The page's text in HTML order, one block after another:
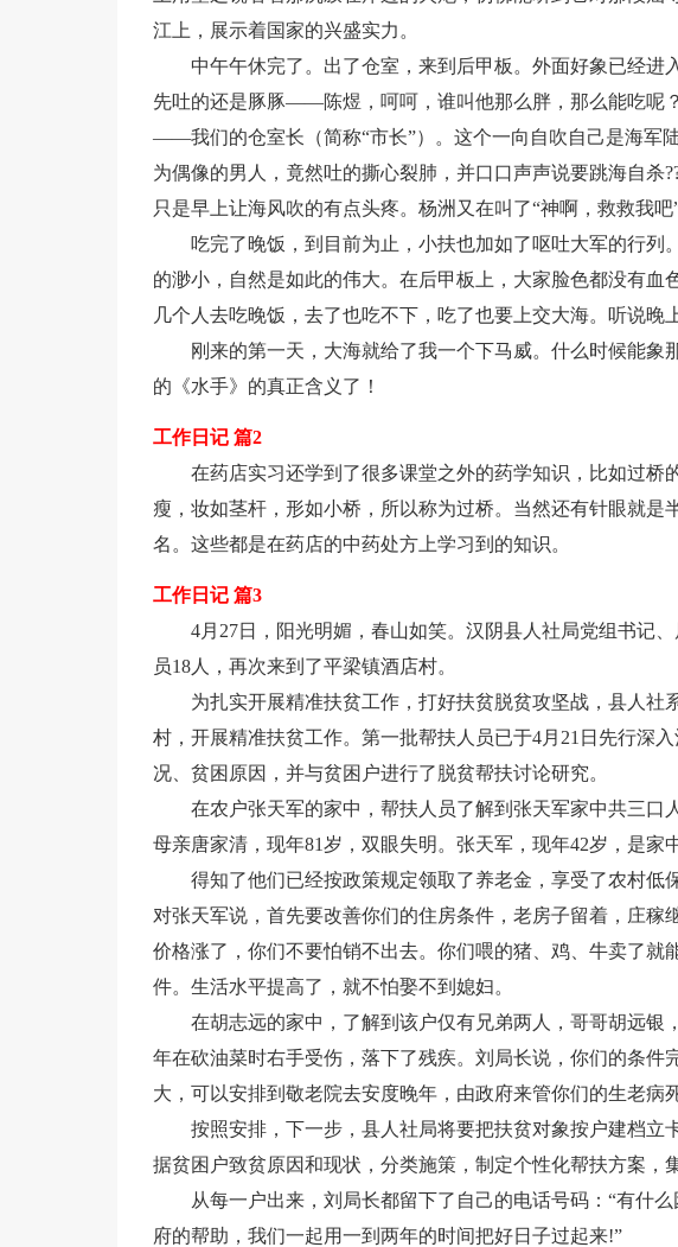
江上，展示着国家的兴盛实力。
中午午休完了。出了仓室，来到后甲板。外面好象已经进
先吐的还是豚豚——陈煜，呵呵，谁叫他那么胖，那么能吃呢
——我们的仓室长（简称“市长”）。这个一向自吹自己是海军
为偶像的男人，竟然吐的撕心裂肺，并口口声声说要跳海自杀
只是早上让海风吹的有点头疼。杨洲又在叫了“神啊，救救我吧
吃完了晚饭，到目前为止，小扶也加如了呕吐大军的行列
的渺小，自然是如此的伟大。在后甲板上，大家脸色都没有血
几个人去吃晚饭，去了也吃不下，吃了也要上交大海。听说晚
刚来的第一天，大海就给了我一个下马威。什么时候能象
的《水手》的真正含义了！
工作日记 篇2
在药店实习还学到了很多课堂之外的药学知识，比如过桥
瘦，妆如茎杆，形如小桥，所以称为过桥。当然还有针眼就是
名。这些都是在药店的中药处方上学习到的知识。
工作日记 篇3
4月27日，阳光明媚，春山如笑。汉阴县人社局党组书记
员18人，再次来到了平梁镇酒店村。
为扎实开展精准扶贫工作，打好扶贫脱贫攻坚战，县人社
村，开展精准扶贫工作。第一批帮扶人员已于4月21日先行深
况、贫困原因，并与贫困户进行了脱贫帮扶讨论研究。
在农户张天军的家中，帮扶人员了解到张天军家中共三口
母亲唐家清，现年81岁，双眼失明。张天军，现年42岁，是家
得知了他们已经按政策规定领取了养老金，享受了农村低
对张天军说，首先要改善你们的住房条件，老房子留着，庄稼
价格涨了，你们不要怕销不出去。你们喂的猪、鸡、牛卖了就
件。生活水平提高了，就不怕娶不到媳妇。
在胡志远的家中，了解到该户仅有兄弟两人，哥哥胡远银
年在砍油菜时右手受伤，落下了残疾。刘局长说，你们的条件
大，可以安排到敬老院去安度晚年，由政府来管你们的生老病
按照安排，下一步，县人社局将要把扶贫对象按户建档立
据贫困户致贫原因和现状，分类施策，制定个性化帮扶方案，
从每一户出来，刘局长都留下了自己的电话号码：“有什
府的帮助，我们一起用一到两年的时间把好日子过起来!”